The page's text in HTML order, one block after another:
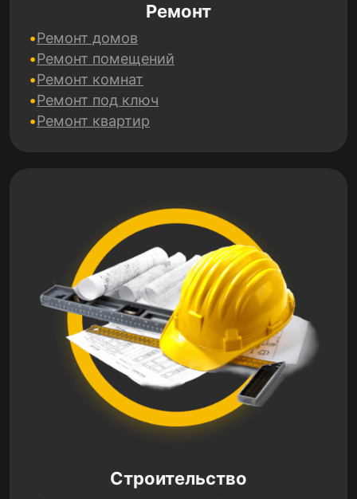
Ремонт
Ремонт домов
Ремонт помещений
Ремонт комнат
Ремонт под ключ
Ремонт квартир
Строительство